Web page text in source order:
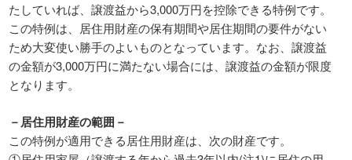
たしていれば、譲渡益から3,000万円を控除できる特例です。
この特例は、居住用財産の保有期間や居住期間の要件がない
ため大変使い勝手のよいものとなっています。なお、譲渡益
の金額が3,000万円に満たない場合には、譲渡益の金額が限度
となります。
－居住用財産の範囲－
この特例が適用できる居住用財産は、次の財産です。